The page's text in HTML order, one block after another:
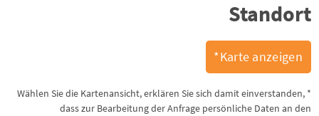
Standort
Karte anzeigen*
* Wählen Sie die Kartenansicht, erklären Sie sich damit einverstanden,
dass zur Bearbeitung der Anfrage persönliche Daten an den